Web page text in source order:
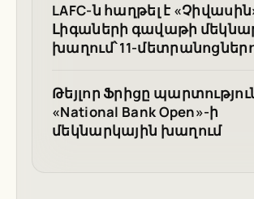
LAFC-ն հաղթել է
Լիգաների գավաթի
խաղում՝ 11-
Թեյլոր Ֆրիցը
«National Bank Open»-ի
մեկնարկային խաղում